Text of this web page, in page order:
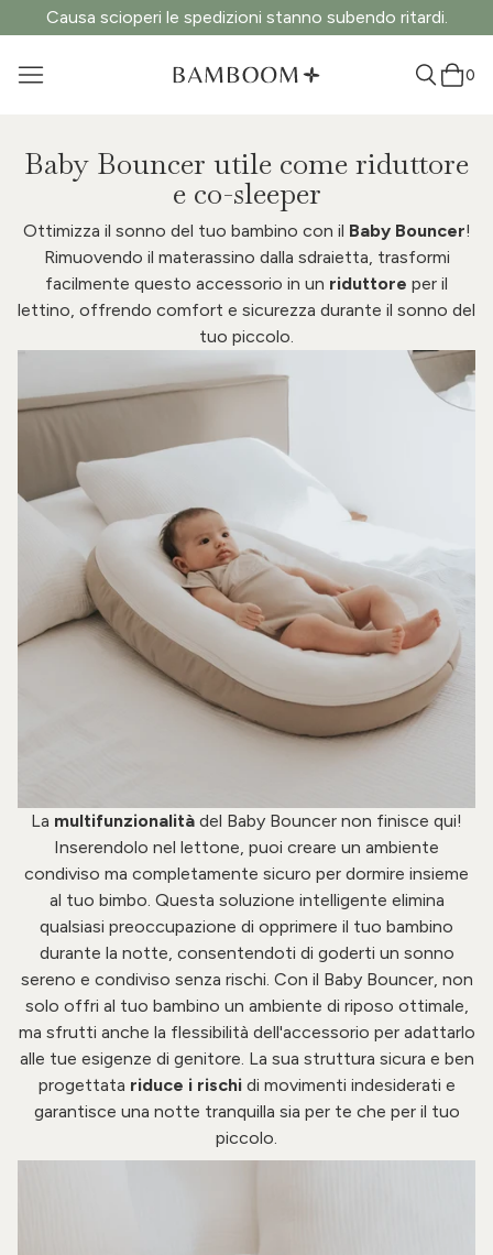
Causa scioperi le spedizioni stanno subendo ritardi.
0
Baby Bouncer utile come riduttore
e co-sleeper
Ottimizza il sonno del tuo bambino con il Baby Bouncer!
Rimuovendo il materassino dalla sdraietta, trasformi
facilmente questo accessorio in un riduttore per il
lettino, offrendo comfort e sicurezza durante il sonno del
tuo piccolo.
La multifunzionalità del Baby Bouncer non finisce qui!
Inserendolo nel lettone, puoi creare un ambiente
condiviso ma completamente sicuro per dormire insieme
al tuo bimbo. Questa soluzione intelligente elimina
qualsiasi preoccupazione di opprimere il tuo bambino
durante la notte, consentendoti di goderti un sonno
sereno e condiviso senza rischi. Con il Baby Bouncer, non
solo offri al tuo bambino un ambiente di riposo ottimale,
ma sfrutti anche la flessibilità dell'accessorio per adattarlo
alle tue esigenze di genitore. La sua struttura sicura e ben
progettata riduce i rischidi movimenti indesiderati e
garantisce una notte tranquilla sia per te che per il tuo
piccolo.